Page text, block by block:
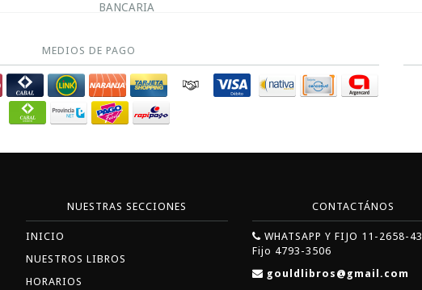
BANCARIA
MEDIOS DE PAGO
NUESTRAS SECCIONES
INICIO
NUESTROS LIBROS
HORARIOS
CONTACTÁNOS
WHATSAPP Y FIJO 11-2658-
Fijo 4793-3506
gouldlibros@gmail.com